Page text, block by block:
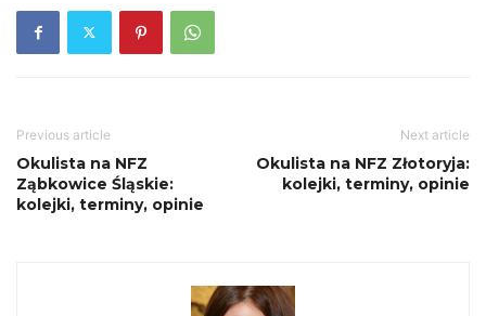
Previous article
Okulista na NFZ
Ząbkowice Śląskie:
kolejki, terminy, opinie
Next article
Okulista na NFZ Złotoryja:
kolejki, terminy, opinie